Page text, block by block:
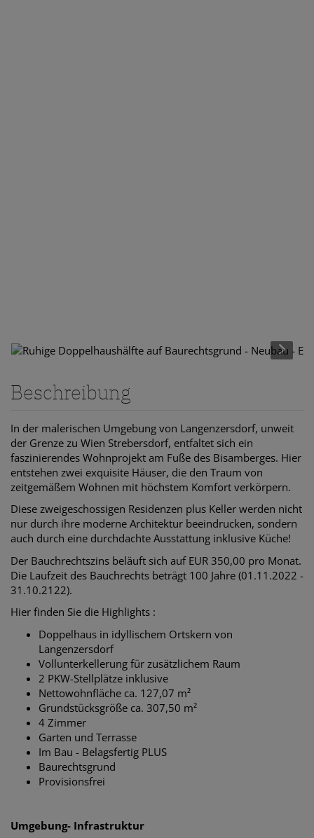
Beschreibung
In der malerischen Umgebung von Langenzersdorf, unweit
der Grenze zu Wien Strebersdorf, entfaltet sich ein
faszinierendes Wohnprojekt am Fuße des Bisamberges. Hier
entstehen zwei exquisite Häuser, die den Traum von
zeitgemäßem Wohnen mit höchstem Komfort verkörpern.
Diese zweigeschossigen Residenzen plus Keller werden nicht
nur durch ihre moderne Architektur beeindrucken, sondern
auch durch eine durchdachte Ausstattung inklusive Küche!
Der Bauchrechtszins beläuft sich auf EUR 350,00 pro Monat.
Die Laufzeit des Bauchrechts beträgt 100 Jahre (01.11.2022 -
31.10.2122).
Hier finden Sie die Highlights :
Doppelhaus in idyllischem Ortskern von
Langenzersdorf
Vollunterkellerung für zusätzlichem Raum
2 PKW-Stellplätze inklusive
Nettowohnfläche ca. 127,07 m²
Grundstücksgröße ca. 307,50 m²
4 Zimmer
Garten und Terrasse
Im Bau - Belagsfertig PLUS
Baurechtsgrund
Provisionsfrei
Umgebung- Infrastruktur